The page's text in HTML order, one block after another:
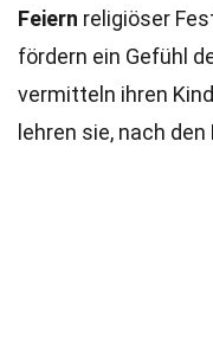
Feiern religiöser
fördern ein Gefühl
vermitteln ihren
lehren sie, nach